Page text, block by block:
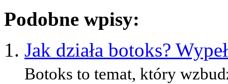
Podobne wpisy:
Jak działa botoks?
Botoks to temat, który